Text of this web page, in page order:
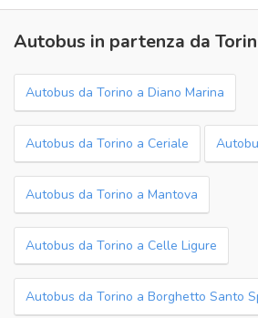
Autobus in partenza da
Autobus da Torino a Diano Marina
Autobus da Torino a Ceriale
Autobus da Torino a Mantova
Autobus da Torino a Celle Ligure
Autobus da Torino a Borghetto Santo